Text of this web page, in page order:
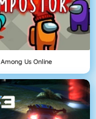
Among Us Online